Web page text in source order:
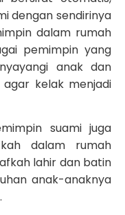
dengan sendirinya
dalam rumah
pemimpin yang
anak dan
kelak menjadi
suami juga
dalam rumah
lahir dan batin
anak-anaknya